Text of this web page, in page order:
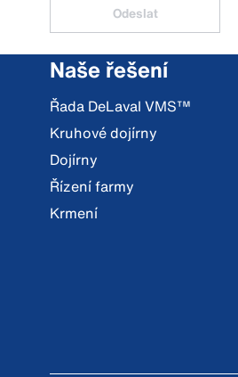
Odeslat
Naše řešení
Řada DeLaval VMS™
Kruhové dojírny
Dojírny
Řízení farmy
Krmení